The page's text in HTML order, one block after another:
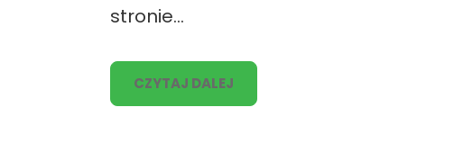
stronie…
CZYTAJ DALEJ